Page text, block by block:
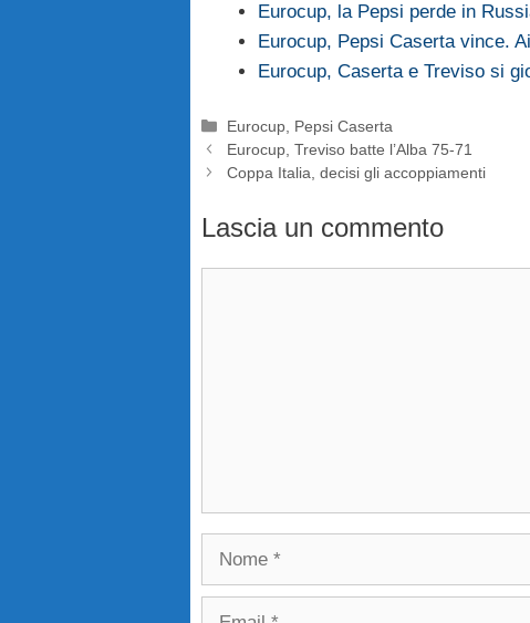
Eurocup, la Pepsi perde in
Eurocup, Pepsi Caserta vince.
Eurocup, Caserta e Treviso si
Categorie
Eurocup Pepsi Caserta
Eurocup, Treviso batte l’Alba 75-71
Coppa Italia, decisi gli accoppiamenti
Lascia un commento
Nome
Email